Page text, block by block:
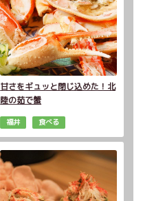
甘さをギュッと閉じ込めた！北
陸の茹で蟹
福井 食べる